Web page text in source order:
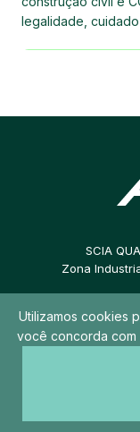
legalidade,
SCIA
Zona
Utilizamos cookies
você concorda com